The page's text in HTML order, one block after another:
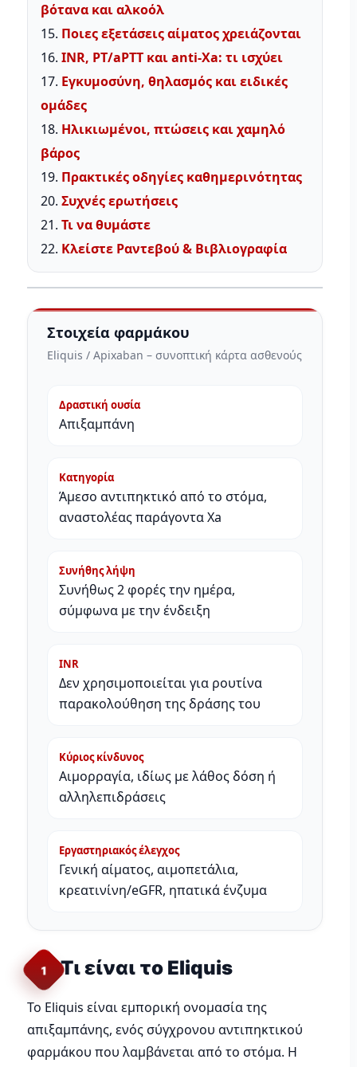
βότανα και αλκοόλ
15. Ποιες εξετάσεις αίματος χρειάζονται
16. INR, PT/aPTT και anti-Xa: τι ισχύει
17. Εγκυμοσύνη, θηλασμός και ειδικές
ομάδες
18. Ηλικιωμένοι, πτώσεις και χαμηλό
βάρος
19. Πρακτικές οδηγίες καθημερινότητας
20. Συχνές ερωτήσεις
21. Τι να θυμάστε
22. Κλείστε Ραντεβού & Βιβλιογραφία
Στοιχεία φαρμάκου
Eliquis / Apixaban – συνοπτική κάρτα ασθενούς
Δραστική ουσία
Απιξαμπάνη
Κατηγορία
Άμεσο αντιπηκτικό από το στόμα,
αναστολέας παράγοντα Xa
Συνήθης λήψη
Συνήθως 2 φορές την ημέρα,
σύμφωνα με την ένδειξη
INR
Δεν χρησιμοποιείται για ρουτίνα
παρακολούθηση της δράσης του
Κύριος κίνδυνος
Αιμορραγία, ιδίως με λάθος δόση ή
αλληλεπιδράσεις
Εργαστηριακός έλεγχος
Γενική αίματος, αιμοπετάλια,
κρεατινίνη/eGFR, ηπατικά ένζυμα
1 Τι είναι το Eliquis
Το Eliquis είναι εμπορική ονομασία της
απιξαμπάνης, ενός σύγχρονου αντιπηκτικού
φαρμάκου που λαμβάνεται από το στόμα. Η